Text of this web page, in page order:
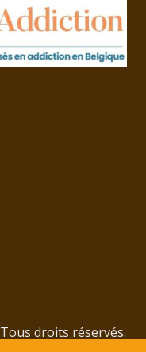
Tous droits réservés.